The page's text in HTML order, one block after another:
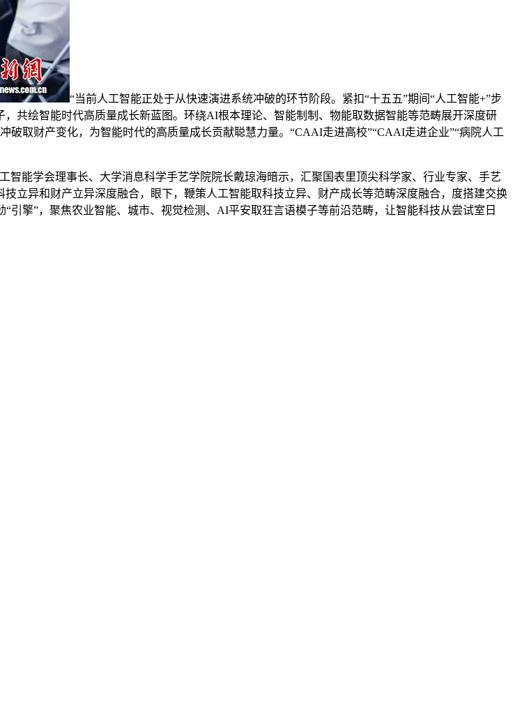
“当前人工智能正处于从快速演进系统冲破的环节阶段。紧扣“十五五”期间“人工智能+”步
共绘智能时代高质量成长新蓝图。环绕AI根本理论、智能制制、物能取数据智能等范畴展开深度研
取财产变化，为智能时代的高质量成长贡献聪慧力量。“CAAI走进高校”“CAAI走进企业”“病院人工
能学会理事长、大学消息科学手艺学院院长戴琼海暗示，汇聚国表里顶尖科学家、行业专家、手艺
立异和财产立异深度融合，眼下，鞭策人工智能取科技立异、财产成长等范畴深度融合，度搭建交换
擎”，聚焦农业智能、城市、视觉检测、AI平安取狂言语模子等前沿范畴，让智能科技从尝试室日